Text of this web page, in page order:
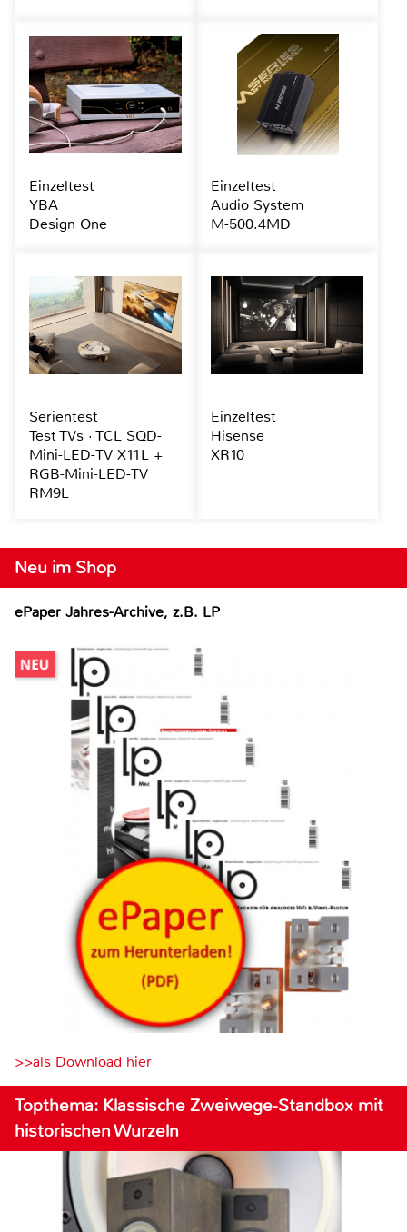
Neu im Shop
ePaper Jahres-Archive, z.B. LP
>>als Download hier
Topthema: Klassische Zweiwege-Standbox mit
historischen Wurzeln
Einzeltest
YBA
Design One
Einzeltest
Audio System
M-500.4MD
Serientest
Test TVs · TCL SQD-
Mini-LED-TV X11L +
RGB-Mini-LED-TV
RM9L
Einzeltest
Hisense
XR10